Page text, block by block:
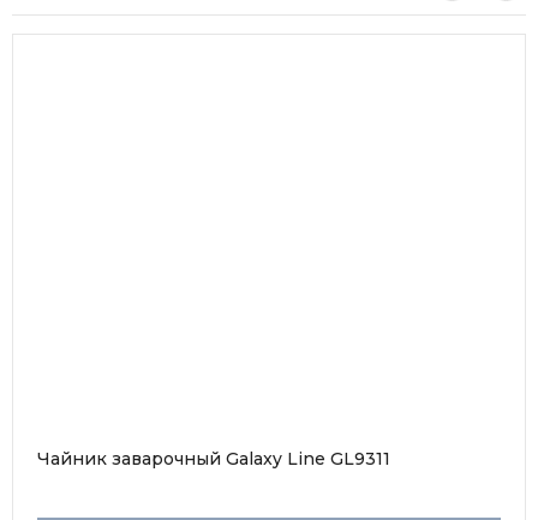
Чайник заварочный Galaxy Line GL9311